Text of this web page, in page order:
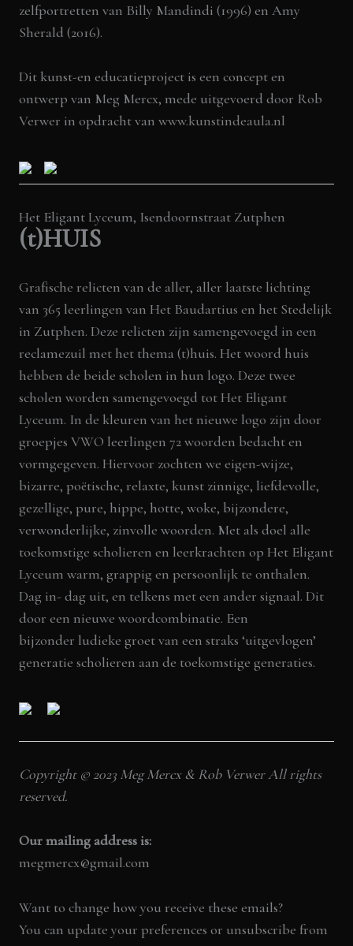
zelfportretten van Billy Mandindi (1996) en Amy
Sherald (2016).
Dit kunst-en educatieproject is een concept en
ontwerp van Meg Mercx, mede uitgevoerd door Rob
Verwer in opdracht vanwww.kunstindeaula.nl
Het Eligant Lyceum, Isendoornstraat Zutphen
(t)HUIS
Grafische relicten van de aller, aller laatste lichting
van 365 leerlingen van Het Baudartius en het Stedelijk
in Zutphen. Deze relicten zijn samengevoegd in een
reclamezuil met het thema (t)huis. Het woord huis
hebben de beide scholen in hun logo. Deze twee
scholen worden samengevoegd tot Het Eligant
Lyceum. In de kleuren van het nieuwe logo zijn door
groepjes VWO leerlingen 72 woorden bedacht en
vormgegeven. Hiervoor zochten we eigen-wijze,
bizarre, poëtische, relaxte, kunst zinnige, liefdevolle,
gezellige, pure, hippe, hotte, woke, bijzondere,
verwonderlijke, zinvolle woorden. Met als doel alle
toekomstige scholieren en leerkrachten op Het Eligant
Lyceum warm, grappig en persoonlijk te onthalen.
Dag in- dag uit, en telkens met een ander signaal. Dit
door een nieuwe woordcombinatie. Een
bijzonder ludieke groet van een straks ‘uitgevlogen’
generatie scholieren aan de toekomstige generaties.
Copyright © 2023 Meg Mercx & Rob Verwer All rights
reserved.
Our mailing address is:
megmercx@gmail.com
Want to change how you receive these emails?
You can update your preferences or unsubscribe from